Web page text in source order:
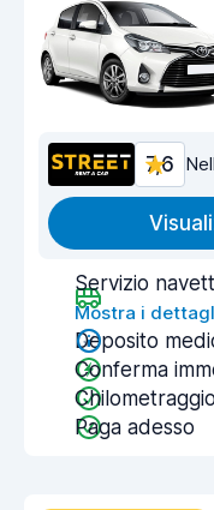
7,6
Servizio
Mostra i
Deposito
Conferma
Paga adesso